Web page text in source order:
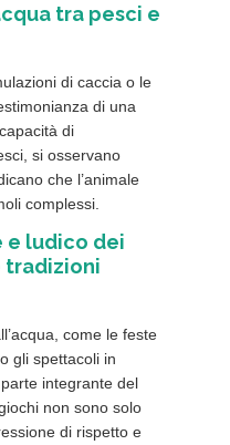
tra pesci e
di caccia o le
di una
di
si osservano
che l’animale
complessi.
e ludico dei
tradizioni
come le feste
gli spettacoli in
integrante del
non sono solo
di rispetto e